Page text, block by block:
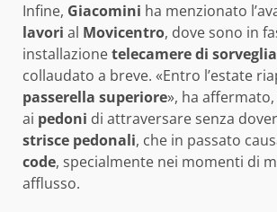
Infine, Giacomini ha menzionato
lavori al Movicentro, dove sono in
installazionetelecamere di
collaudato a breve. «Entro l’estate
passerella superiore», ha
ai pedoni di attraversare senza
strisce pedonali, che in passato
code, specialmente nei momenti di
afflusso.